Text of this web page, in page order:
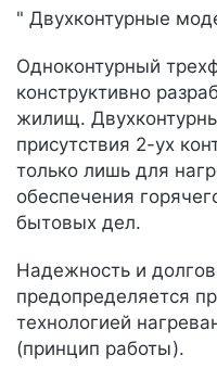
" Двухконтурные
Одноконтурный
конструктивно
жилищ.
присутствия 2-ух
только лишь для
обеспечения
бытовых дел.
Надежность и
предопределяется
технологией
(принцип работы).